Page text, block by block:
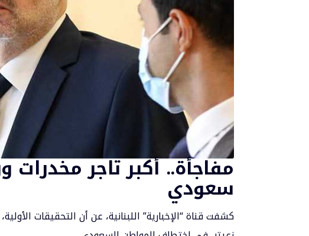
مفاجأة.. أكبر تاجر
سعودي
كشفت قناة “الإخبارية” اللبنانية، عن أن التحقيقات